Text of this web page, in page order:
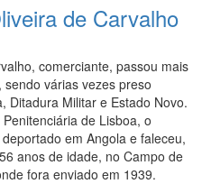
de Carvalho
comerciante, passou mais
várias vezes preso
Ditadura Militar e Estado Novo.
de Lisboa, o
em Angola e faleceu,
anos de idade, no Campo de
fora enviado em 1939.